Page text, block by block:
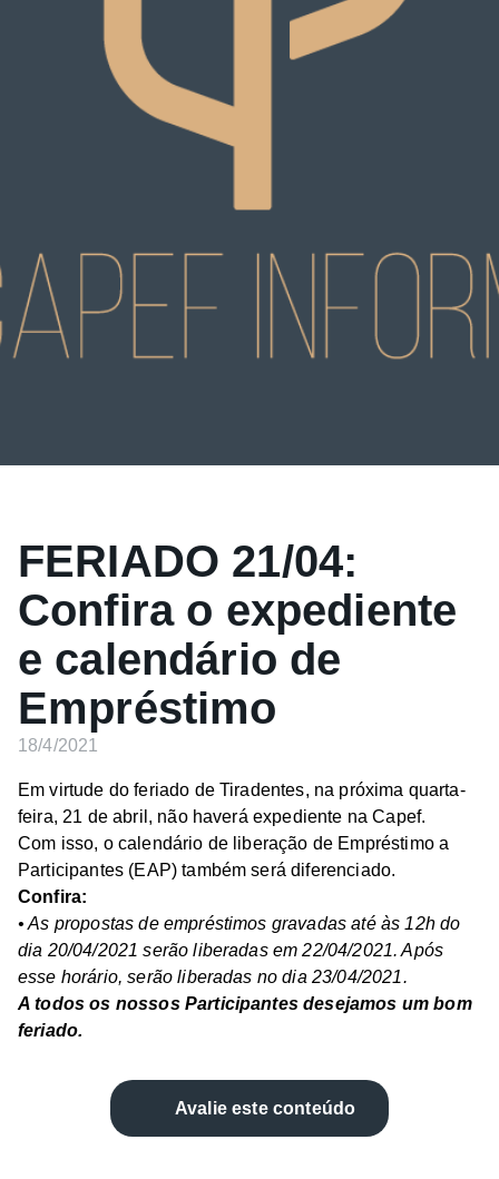
FERIADO 21/04:
Confira o expediente
e calendário de
Empréstimo
18/4/2021
Em virtude do feriado de Tiradentes, na próxima quarta-
feira, 21 de abril, não haverá expediente na Capef.
Com isso, o calendário de liberação de Empréstimo a
Participantes (EAP) também será diferenciado.
Confira:
• As propostas de empréstimos gravadas até às 12h do
dia 20/04/2021 serão liberadas em 22/04/2021. Após
esse horário, serão liberadas no dia 23/04/2021.
A todos os nossos Participantes desejamos um bom
feriado.
Avalie este conteúdo